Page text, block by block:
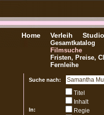
Home Verleih
Gesamtkatalog
Filmsuche
Fristen, Preise,
Fernleihe
Suche nach:
In:
Titel
Inhalt
Regie